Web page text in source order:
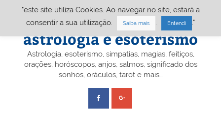
Portal A&E – Portal
astrologia e esoterismo
Astrologia, esoterismo, simpatias, magias, feitiços,
orações, horóscopos, anjos, salmos, significado dos
sonhos, oráculos, tarot e mais…
"este site utiliza Cookies. Ao navegar no site, estará a
consentir a sua utilização.
Saiba mais Entendi ."